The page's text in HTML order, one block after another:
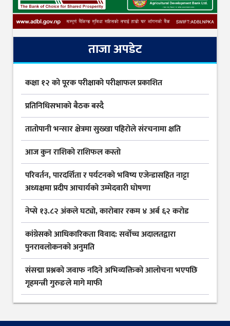
ताजा अपडेट
कक्षा १२ को पूरक परीक्षाको परीक्षाफल प्रकाशित
प्रतिनिधिसभाको बैठक बस्दै
तातोपानी भन्सार क्षेत्रमा सुख्खा पहिरोले संरचनामा क्षति
आज कुन राशिकाे राशिफल कस्ताे
परिवर्तन, पारदर्शिता र पर्यटनको भविष्य एजेन्डासहित नाट्टा
अध्यक्षमा प्रदीप आचार्यको उम्मेदवारी घोषणा
नेप्से १३.८२ अंकले घट्यो, कारोबार रकम ४ अर्ब ६२ करोड
कांग्रेसको आधिकारिकता विवाद: सर्वोच्च अदालतद्वारा
पुनरावलोकनको अनुमति
संसद्मा प्रश्नको जवाफ नदिने अभिव्यक्तिको आलोचना भएपछि
गृहमन्त्री गुरुङले मागे माफी